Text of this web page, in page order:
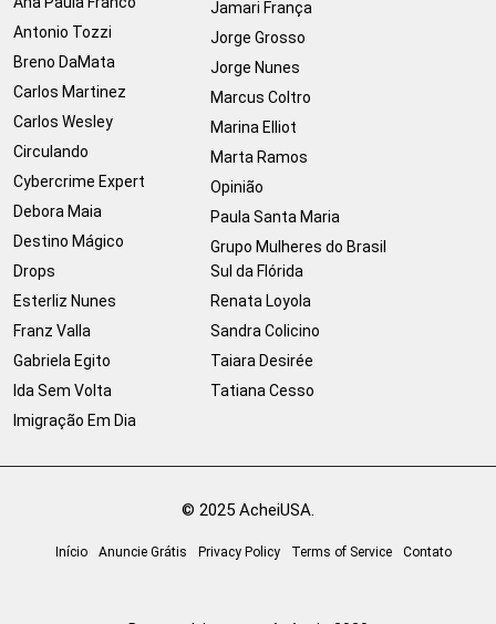
Antonio Tozzi
Breno DaMata
Carlos Martinez
Carlos Wesley
Circulando
Cybercrime Expert
Debora Maia
Destino Mágico
Drops
Esterliz Nunes
Franz Valla
Gabriela Egito
Ida Sem Volta
Imigração Em Dia
Jamari França
Jorge Grosso
Jorge Nunes
Marcus Coltro
Marina Elliot
Marta Ramos
Opinião
Paula Santa Maria
Grupo Mulheres do Brasil
Sul da Flórida
Renata Loyola
Sandra Colicino
Taiara Desirée
Tatiana Cesso
© 2025 AcheiUSA.
Início Anuncie Grátis Privacy Policy Terms of Service Contato